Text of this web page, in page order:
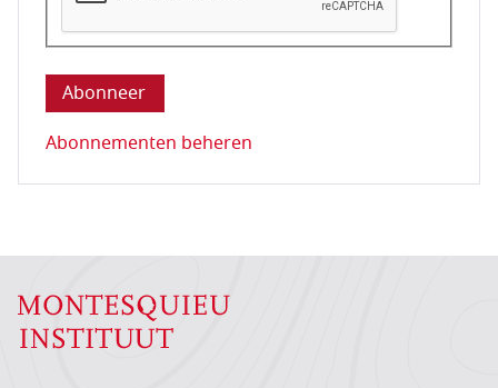
Deze vraag is om te controleren dat u een mens
Abonnementen beheren